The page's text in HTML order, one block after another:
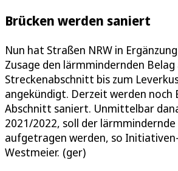
Brücken werden saniert
Nun hat Straßen NRW in
Zusage den lärmmindernden
Streckenabschnitt bis zum
angekündigt. Derzeit werden noch
Abschnitt saniert. Unmittelbar
2021/2022, soll der lärmmindernde
aufgetragen werden, so
Westmeier. (ger)